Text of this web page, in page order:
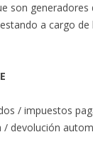
son
a cargo de
/ impuestos
devolución